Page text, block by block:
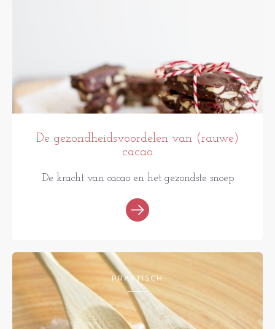
De gezondheidsvoordelen van (rauwe)
cacao
De kracht van cacao en het gezondste snoep
PRAKTISCH